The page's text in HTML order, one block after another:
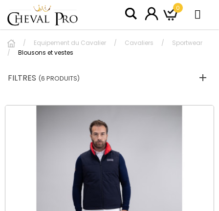
0
Equipement du Cavalier Cavaliers
Sportwear
Blousons et vestes
FILTRES (6 PRODUITS)